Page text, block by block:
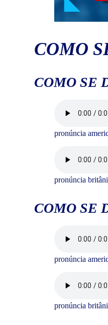
COMO
COMO SE
pronúncia
pronúncia
COMO SE
pronúncia
pronúncia